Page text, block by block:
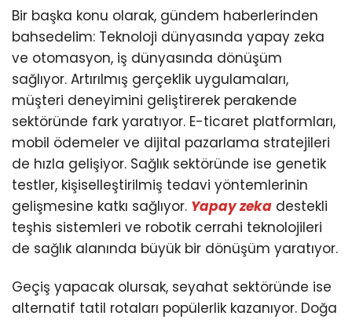
Bir başka konu olarak, gündem haberlerinden
bahsedelim: Teknoloji dünyasında yapay zeka
ve otomasyon, iş dünyasında dönüşüm
sağlıyor. Artırılmış gerçeklik uygulamaları,
müşteri deneyimini geliştirerek perakende
sektöründe fark yaratıyor. E-ticaret platformları,
mobil ödemeler ve dijital pazarlama stratejileri
de hızla gelişiyor. Sağlık sektöründe ise genetik
testler, kişiselleştirilmiş tedavi yöntemlerinin
gelişmesine katkı sağlıyor. Yapay zeka destekli
teşhis sistemleri ve robotik cerrahi teknolojileri
de sağlık alanında büyük bir dönüşüm yaratıyor.
Geçiş yapacak olursak, seyahat sektöründe ise
alternatif tatil rotaları popülerlik kazanıyor. Doğa